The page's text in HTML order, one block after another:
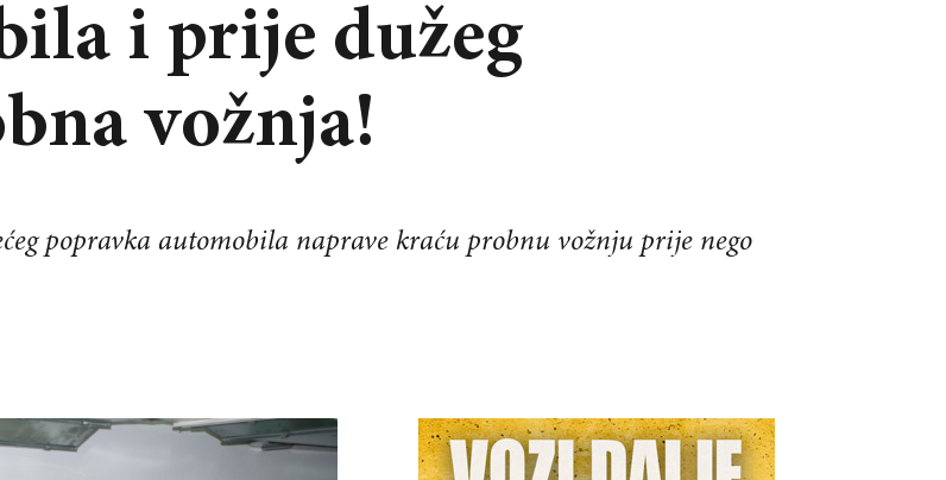
i prije dužeg
vožnja!
popravka automobila naprave kraću probnu vožnju prije nego